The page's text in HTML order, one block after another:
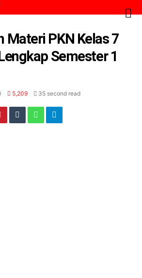
Materi PKN Kelas 7
Semester 1
5,209 35 second read